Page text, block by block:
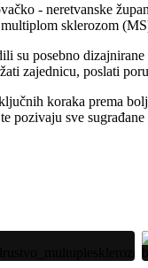
- neretvanske
sklerozom
su posebno
zajednicu, poslati
koraka prema
pozivaju sve